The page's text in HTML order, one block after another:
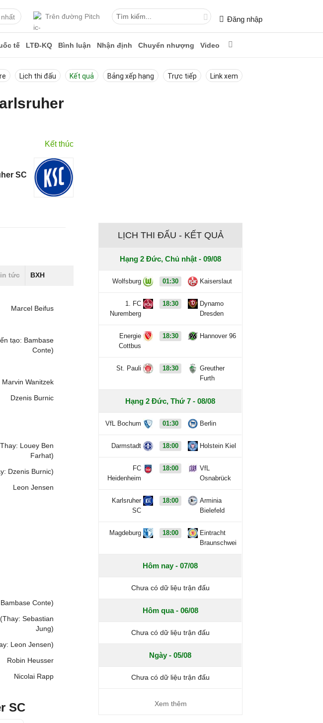
Trên đường Pitch Đăng nhập
tế LTĐ-KQ Bình luận Nhận định Chuyển nhượng Video
Lịch thi đấu Kết quả Bảng xếp hạng Trực tiếp Link xem
Kết thúc
SC
tức BXH
Marcel Beifus
tạo: Bambase
Conte)
Marvin Wanitzek
Dzenis Burnic
Louey Ben
Farhat)
Dzenis Burnic)
Leon Jensen
Conte)
Sebastian
Jung)
Leon Jensen)
Robin Heusser
Nicolai Rapp
SC
LỊCH THI ĐẤU - KẾT QUẢ
Hạng 2 Đức, Chủ nhật - 09/08
Wolfsburg 01:30 Kaiserslaut
1. FC
Nuremberg
18:30
Dynamo
Dresden
Energie
Cottbus
18:30 Hannover 96
St. Pauli 18:30
Greuther
Furth
Hạng 2 Đức, Thứ 7 - 08/08
VfL Bochum 01:30 Berlin
Darmstadt 18:00 Holstein Kiel
FC
Heidenheim
18:00
VfL
Osnabrück
Karlsruher
SC
18:00
Arminia
Bielefeld
Magdeburg 18:00
Eintracht
Braunschwei
Hôm nay - 07/08
Chưa có dữ liệu trận đấu
Hôm qua - 06/08
Chưa có dữ liệu trận đấu
Ngày - 05/08
Chưa có dữ liệu trận đấu
Xem thêm